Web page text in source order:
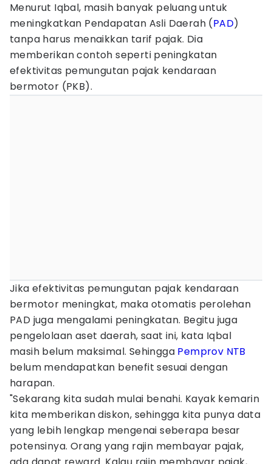
Menurut Iqbal, masih banyak peluang untuk
meningkatkan Pendapatan Asli Daerah (PAD)
tanpa harus menaikkan tarif pajak. Dia
memberikan contoh seperti peningkatan
efektivitas pemungutan pajak kendaraan
bermotor (PKB).
Jika efektivitas pemungutan pajak kendaraan
bermotor meningkat, maka otomatis perolehan
PAD juga mengalami peningkatan. Begitu juga
pengelolaan aset daerah, saat ini, kata Iqbal
masih belum maksimal. Sehingga Pemprov NTB
belum mendapatkan benefit sesuai dengan
harapan.
"Sekarang kita sudah mulai benahi. Kayak kemarin
kita memberikan diskon, sehingga kita punya data
yang lebih lengkap mengenai seberapa besar
potensinya. Orang yang rajin membayar pajak,